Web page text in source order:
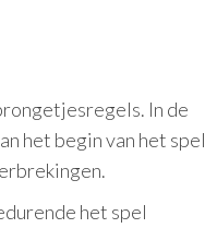
In de
het begin van het spel
het spel